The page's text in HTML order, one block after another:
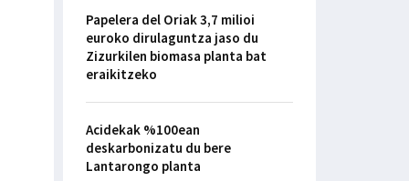
Papelera del Oriak 3,7 milioi
euroko dirulaguntza jaso du
Zizurkilen biomasa planta bat
eraikitzeko
Acidekak %100ean
deskarbonizatu du bere
Lantarongo planta